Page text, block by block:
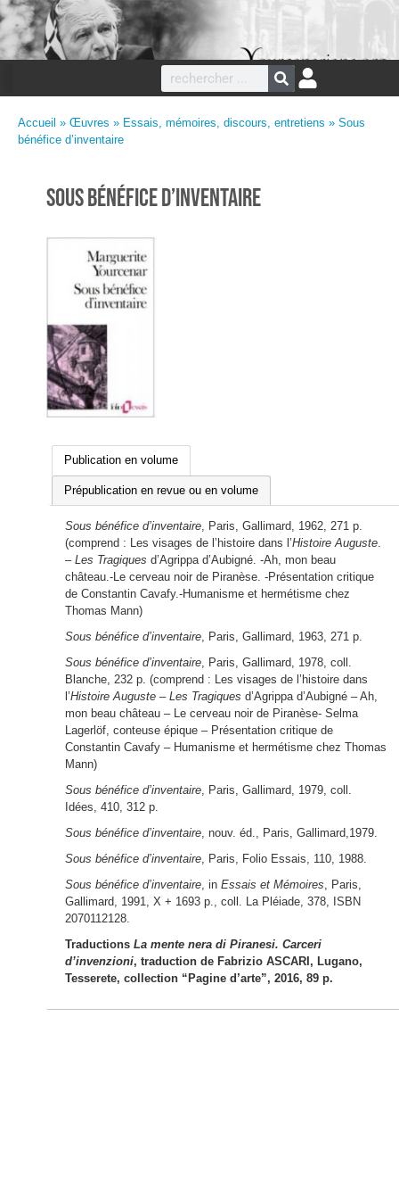
Accueil » Œuvres » Essais, mémoires, discours, entretiens » Sous
bénéfice d’inventaire
Sous bénéfice d’inventaire
Publication en volume
Prépublication en revue ou en volume
Sous bénéfice d’inventaire , Paris, Gallimard, 1962, 271 p.
(comprend : Les visages de l’histoire dans l’Histoire Auguste
–Les Tragiques d’Agrippa d’Aubigné. -Ah, mon beau
château.-Le cerveau noir de Piranèse. -Présentation critique
de Constantin Cavafy.-Humanisme et hermétisme chez
Thomas Mann)
Sous bénéfice d’inventaire , Paris, Gallimard, 1963, 271 p.
Sous bénéfice d’inventaire , Paris, Gallimard, 1978, coll.
Blanche, 232 p. (comprend : Les visages de l’histoire dans
l’Histoire Auguste –Les Tragiques d’Agrippa d’Aubigné – Ah,
mon beau château – Le cerveau noir de Piranèse- Selma
Lagerlöf, conteuse épique – Présentation critique de
Constantin Cavafy – Humanisme et hermétisme chez Thomas
Mann)
Sous bénéfice d’inventaire , Paris, Gallimard, 1979, coll.
Idées, 410, 312 p.
Sous bénéfice d’inventaire , nouv. éd., Paris, Gallimard,1979.
Sous bénéfice d’inventaire , Paris, Folio Essais, 110, 1988.
Sous bénéfice d’inventaire , inEssais et Mémoires , Paris,
Gallimard, 1991, X + 1693 p., coll. La Pléiade, 378, ISBN
2070112128.
TraductionsLa mente nera di Piranesi. Carceri
d’invenzioni, traduction de Fabrizio ASCARI, Lugano,
Tesserete, collection “Pagine d’arte”, 2016, 89 p.